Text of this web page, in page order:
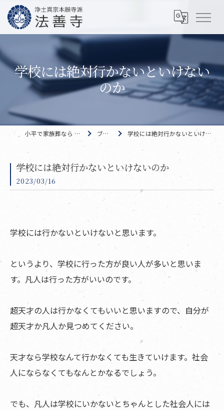
学校には絶対行かないといけない
のか
小平で家族葬なら 法善寺 ブログ 学校には絶対行かないといけないのか
学校には絶対行かないといけないのか
2023/03/16
学校には行かないといけないと思います。
というより、学校に行った方が良い人が多いと思いま
す。凡人は行った方がいいのです。
超天才の人は行かなくてもいいと思いますので、自分が
超天才か凡人か見つめてください。
天才なら学校なんて行かなくても生きていけます。社会
人にならなくてもなんとかなるでしょう。
でも、凡人は学校にいかないとちゃんとした社会人には